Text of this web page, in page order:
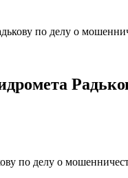
по делу о